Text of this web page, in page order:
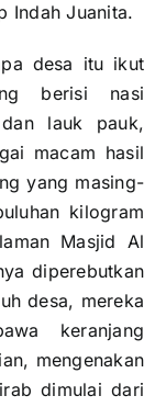
Indah Juanita.
desa itu ikut
berisi nasi
lauk pauk,
macam hasil
yang masing-
kilogram
Masjid Al
diperebutkan
desa, mereka
keranjang
mengenakan
dimulai dari